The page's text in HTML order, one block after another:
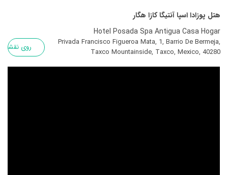
هتل پوزادا اسپا آنتیگا کازا هگار
Hotel Posada Spa Antigua Casa Hogar
Privada Francisco Figueroa Mata, 1, Barrio De Bermeja,
Taxco Mountainside, Taxco, Mexico, 40280
روی نقشه